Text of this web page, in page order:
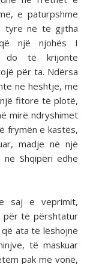
e paturpshme
tyre në të gjitha
një njohës I
do të krijonte
për ta. Ndërsa
në heshtje, me
fitore të plotë,
mirë ndryshimet
frymën e kastës,
madje në një
Shqipëri edhe
saj e veprimit,
për të përshtatur
ata të lëshojnë
të maskuar
pak më vonë,